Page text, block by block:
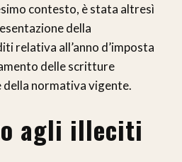
contesto, è stata altresì
della
relativa all’anno d’imposta
delle scritture
della normativa vigente.
agli illeciti